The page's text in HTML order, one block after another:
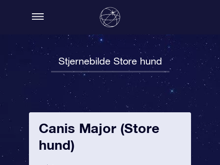
Stjernebilde Store hund
Canis Major (Store
hund)